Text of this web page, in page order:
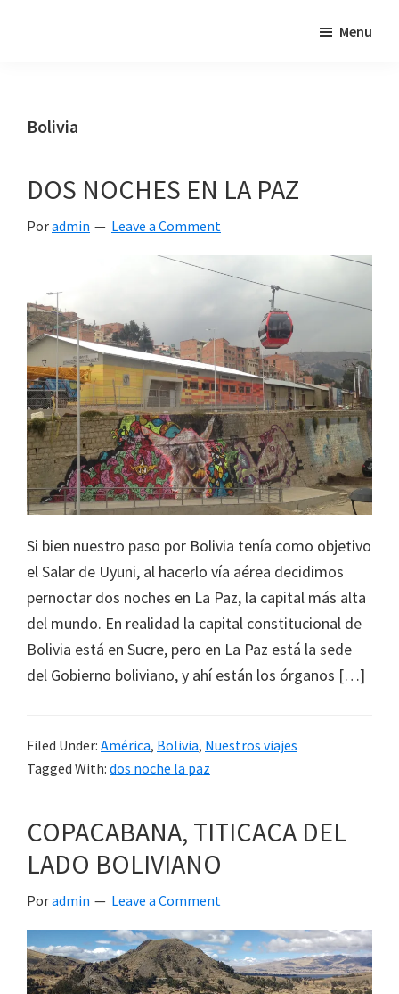
en
mis
dos
viajes
y
el
mundo
de
la
infancia"
Menu
Bolivia
DOS NOCHES EN LA PAZ
Poradmin Leave a Comment
Si bien nuestro paso por Bolivia tenía como objetivo
el Salar de Uyuni, al hacerlo vía aérea decidimos
pernoctar dos noches en La Paz, la capital más alta
del mundo. En realidad la capital constitucional de
Bolivia está en Sucre, pero en La Paz está la sede
del Gobierno boliviano, y ahí están los órganos […]
Filed Under: América, Bolivia, Nuestros viajes
Tagged With: dos noche la paz
COPACABANA, TITICACA DEL
LADO BOLIVIANO
Poradmin Leave a Comment